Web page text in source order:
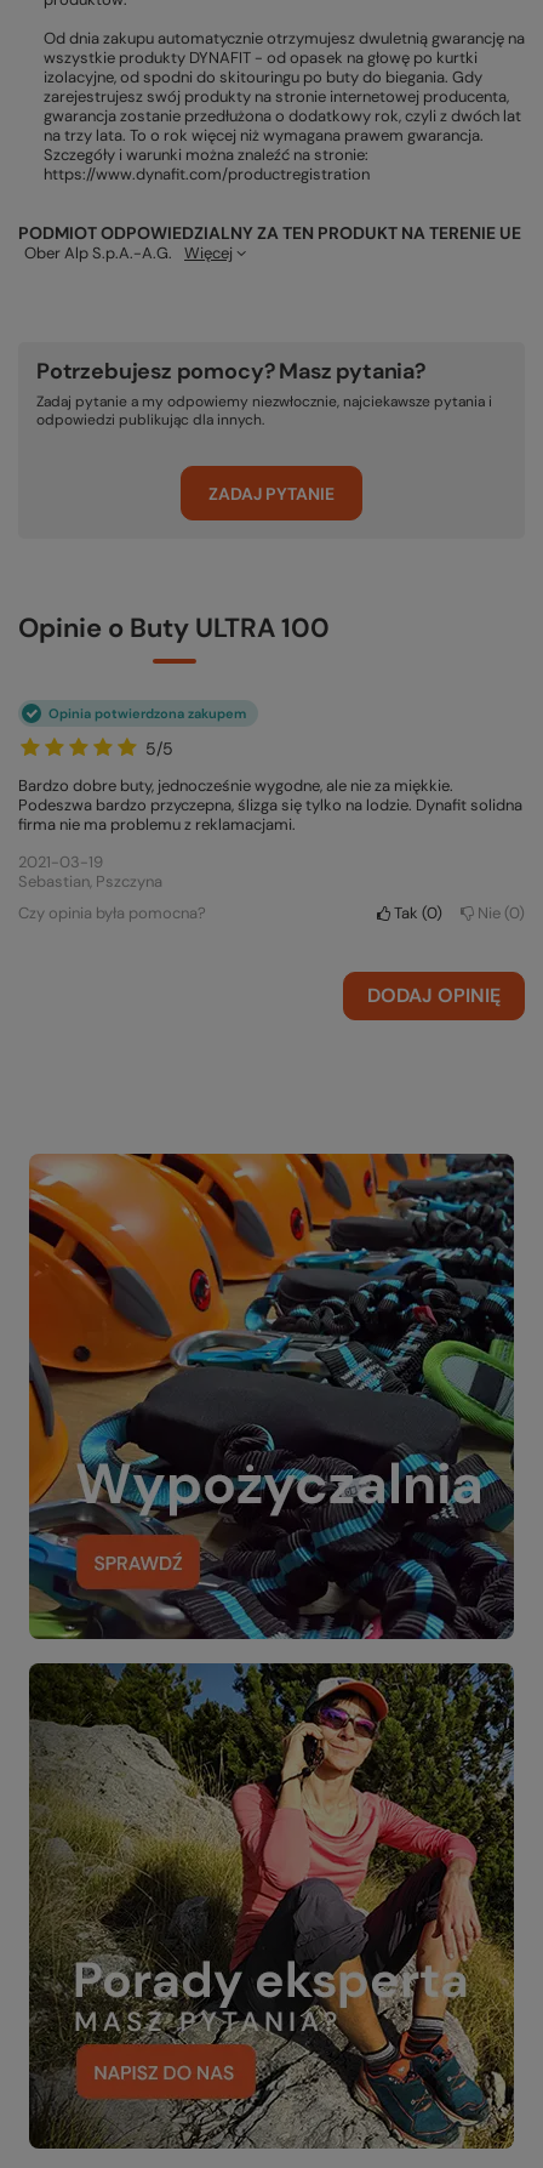
Od dnia zakupu automatycznie otrzymujesz dwuletnią gwarancję na
wszystkie produkty DYNAFIT - od opasek na głowę po kurtki
izolacyjne, od spodni do skitouringu po buty do biegania. Gdy
zarejestrujesz swój produkty na stronie internetowej producenta,
gwarancja zostanie przedłużona o dodatkowy rok, czyli z dwóch lat
na trzy lata. To o rok więcej niż wymagana prawem gwarancja.
Szczegóły i warunki można znaleźć na stronie:
https://www.dynafit.com/productregistration
PODMIOT ODPOWIEDZIALNY ZA TEN PRODUKT NA TERENIE UE
Ober Alp S.p.A.-A.G. Więcej
Potrzebujesz pomocy? Masz pytania?
Zadaj pytanie a my odpowiemy niezwłocznie, najciekawsze pytania i
odpowiedzi publikując dla innych.
ZADAJ PYTANIE
Opinie o Buty ULTRA 100
5/5
Opinia potwierdzona zakupem
Bardzo dobre buty, jednocześnie wygodne, ale nie za miękkie.
Podeszwa bardzo przyczepna, ślizga się tylko na lodzie. Dynafit solidna
firma nie ma problemu z reklamacjami.
2021-03-19
Sebastian, Pszczyna
Czy opinia była pomocna?
Tak 0 Nie 0
DODAJ OPINIĘ